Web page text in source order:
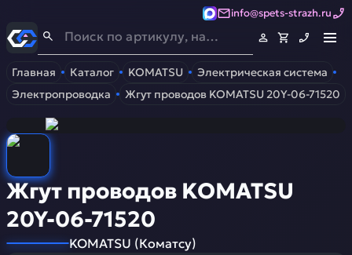
info@spets-strazh.ru
Спец-Страж- Запчасти для спецтехники
Главная Каталог KOMATSU
Электрическая система
Электропроводка
Жгут проводов KOMATSU 20Y-06-71520
Жгут проводов KOMATSU
20Y-06-71520
KOMATSU (Коматсу)